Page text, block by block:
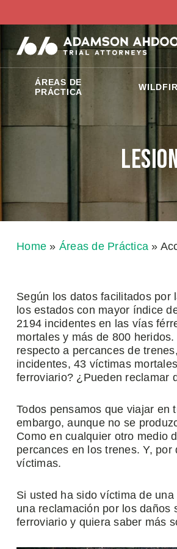
ÁREAS DE
PRÁCTICA
Home » Áreas de Práctica »
Según los datos facilitados por
los estados con mayor índice
2194 incidentes en las vías
mortales y más de 800
respecto a percances de
incidentes, 43 víctimas
ferroviario? ¿Pueden reclamar
Todos pensamos que viajar en
embargo, aunque no se
Como en cualquier otro medio
percances en los trenes. Y,
víctimas.
Si usted ha sido víctima de
una reclamación por los daños
ferroviario y quiera saber más